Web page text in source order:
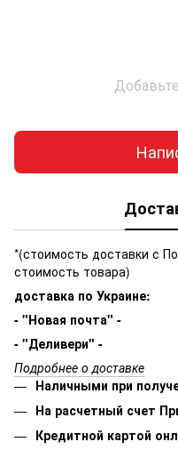
*(стоимость доставки с
стоимость товара)
доставка по Украине:
- "Новая почта" -
- "Деливери" -
Подробнее о доставке
Наличными при
На расчетный счет
Кредитной картой